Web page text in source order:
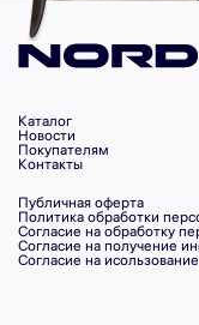
Каталог
Новости
Покупателям
Контакты
Публичная оферта
Политика обработки
Согласие на обработку
Согласие на получение
Согласие на